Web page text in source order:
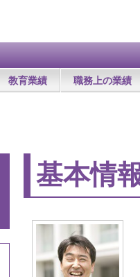
教育業績 職務上の業績
基本情